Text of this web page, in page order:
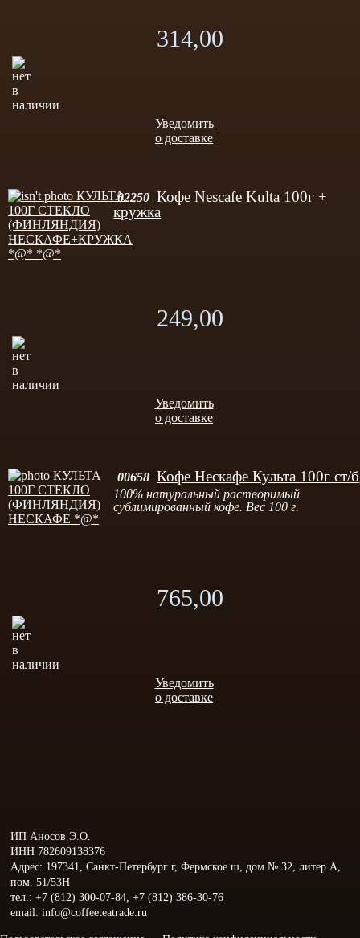
314,00
Уведомить
о доставке
02250 Кофе Nescafe Kulta 100г +
кружка
249,00
Уведомить
о доставке
00658 Кофе Нескафе Культа 100г ст/б
100% натуральный растворимый
сублимированный кофе. Вес 100 г.
765,00
Уведомить
о доставке
ИП Аносов Э.О.
ИНН 782609138376
Адрес: 197341, Санкт-Петербург г, Фермское ш, дом № 32, литер А,
пом. 51/53Н
тел.: +7 (812) 300-07-84, +7 (812) 386-30-76
email: info@coffeeteatrade.ru